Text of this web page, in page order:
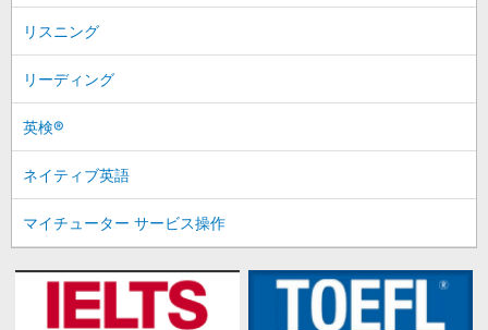
リスニング
リーディング
英検®
ネイティブ英語
マイチューター サービス操作